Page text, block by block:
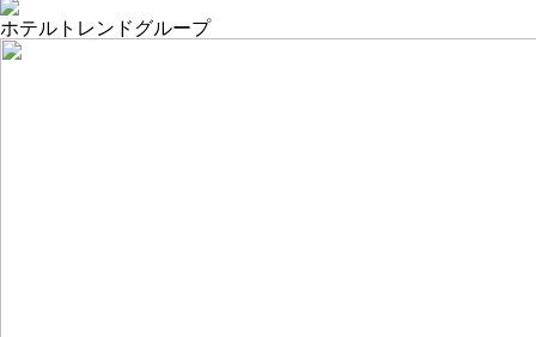
ホテルトレンドグループ